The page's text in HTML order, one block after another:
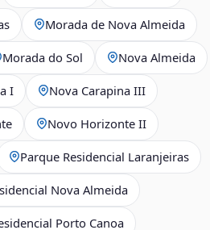
Morada de Nova Almeida
Morada do Sol Nova Almeida
I Nova Carapina III
Novo Horizonte II
Parque Residencial Laranjeiras
Nova Almeida
Porto Canoa